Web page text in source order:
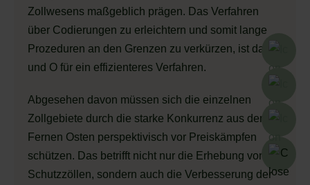
Zollwesens maßgeblich prägen. Das Verfahren
über Codierungen zu erleichtern und somit lange
Prozeduren an den Grenzen zu verkürzen, ist das A
und O für ein effizienteres Verfahren.
Abgesehen davon müssen sich die einzelnen
Zollgebiete durch die starke Konkurrenz aus dem
Fernen Osten perspektivisch vor Preiskämpfen
schützen. Das betrifft nicht nur die Erhebung von
Schutzzöllen, sondern auch die Verbesserung der